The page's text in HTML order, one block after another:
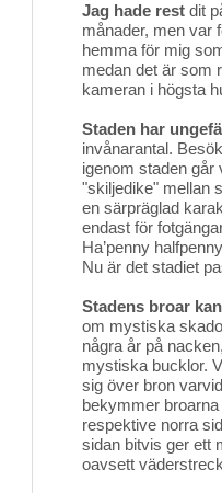
Jag hade rest dit
månader, men var
hemma för mig
medan det är som
kameran i högsta
Staden har
invånarantal.
igenom staden går
"skiljedike" mellan
en särpräglad
endast för
Ha’penny
Nu är det stadiet
Stadens broar kan
om mystiska
några år på
mystiska bucklor.
sig över bron
bekymmer
respektive norra
sidan bitvis ger ett
oavsett